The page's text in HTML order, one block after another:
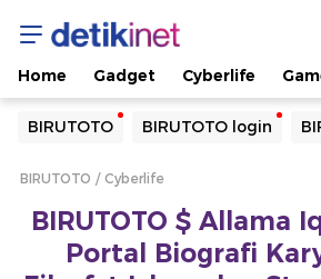
Home Gadget Cyberlife
BIRUTOTO BIRUTOTO login
Yang sedang ramai dicari
Loading...
Loading...
BIRUTOTO Cyberlife
BIRUTOTO $ Allama
Portal Biografi